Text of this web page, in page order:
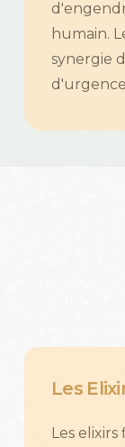
humain.
synergie
Les
Les